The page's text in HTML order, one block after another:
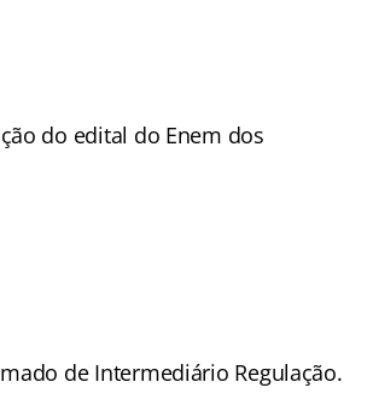
do edital do Enem dos
de Intermediário Regulação.